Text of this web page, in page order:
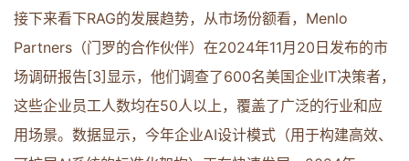
接下来看下RAG的发展趋势，从市场份额看，Menlo
Partners（门罗的合作伙伴）在2024年11月20日发布的市
场调研报告[3]显示，他们调查了600名美国企业IT决策者，
这些企业员工人数均在50人以上，覆盖了广泛的行业和应
用场景。数据显示，今年企业AI设计模式（用于构建高效、